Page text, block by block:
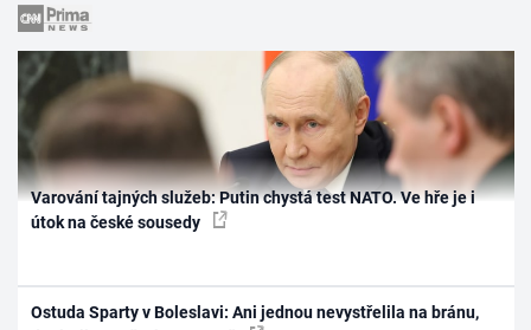
Varování tajných služeb: Putin chystá test NATO. Ve hře je i
útok na české sousedy
Ostuda Sparty v Boleslavi: Ani jednou nevystřelila na bránu,